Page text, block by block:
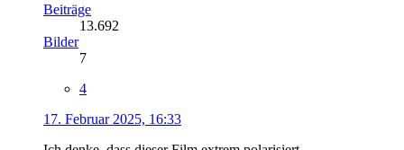
Beiträge
13.692
Bilder
7
4
17. Februar 2025, 16:33